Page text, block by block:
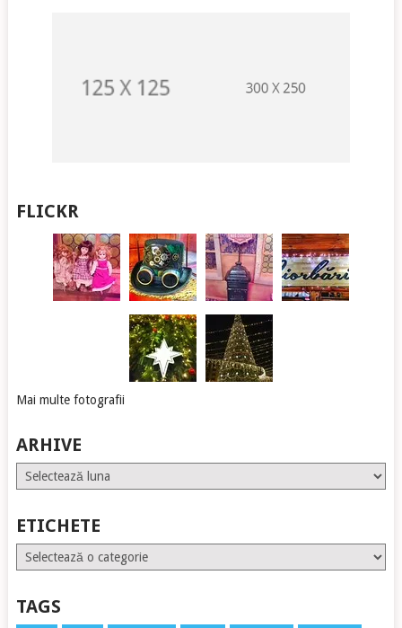
FLICKR
Mai multe fotografii
ARHIVE
Arhive
ETICHETE
Etichete
TAGS